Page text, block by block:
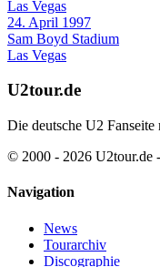
Las Vegas
24. April 1997
Sam Boyd Stadium
Las Vegas
U2tour.de
Die deutsche U2
© 2000 - 2026 U2tour.de
Navigation
News
Tourarchiv
Discographie